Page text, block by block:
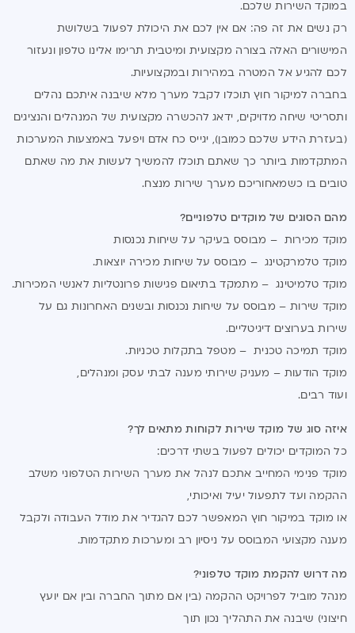
במוקד השירות שלכם.
רק נשים את זה פה: אם אין לכם את היכולת לפעול בשלושת
המישורים האלה בצורה מקצועית ומיטבית תרימו אלינו טלפון ונעזור
לכם להגיע אל המטרה במהירות ובמקצועיות.
בחברה למיקור חוץ תוכלו לקבל מערך מלא שיבנה איתכם נהלים
ותסריטי שיחה מדויקים, ידאג להכשרה מקצועית של המנהלים והנציגים
(בעזרת הידע שלכם כמובן), יגייס כח אדם ויפעל באמצעות המערכות
המתקדמות ביותר כך שאתם תוכלו להמשיך לעשות את מה שאתם
טובים בו כשמאחוריכם מערך שירות מנצח.
מהם הסוגים של מוקדים טלפוניים?
מוקד מכירות – מבוסס בעיקר על שיחות נכנסות
מוקד טלמרקטינג – מבוסס על שיחות מכירה יוצאות.
מוקד טלמיטינג – מתמקד בתיאום פגישות פרונטליות לאנשי המכירות.
מוקד שירות – מבוסס על שיחות נכנסות ובשנים האחרונות גם על
שירות בערוצים דיגיטליים.
מוקד תמיכה טכנית – מטפל בתקלות טכניות.
מוקד הודעות – מעניק שירותי מענה לבתי עסק ומנהלים,
ועוד רבים.
איזה סוג של מוקד שירות לקוחות מתאים לך?
כל המוקדים יכולים לפעול בשתי דרכים:
מוקד פנימי המחייב אתכם לנהל את מערך השירות הטלפוני משלב
ההקמה ועד לתפעול יעיל ואיכותי,
או מוקד במיקור חוץ המאפשר לכם להגדיר את מודל העבודה ולקבל
מענה מקצועי המבוסס על ניסיון רב ומערכות מתקדמות.
מה דרוש להקמת מוקד טלפוני?
מנהל מוביל לפרויקט ההקמה (בין אם מתוך החברה ובין אם יועץ
חיצוני) שיבנה את התהליך נכון תוך